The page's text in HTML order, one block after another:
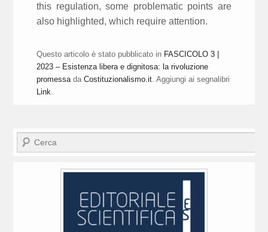
this regulation, some problematic points are
also highlighted, which require attention.
Questo articolo è stato pubblicato in FASCICOLO 3 |
2023 – Esistenza libera e dignitosa: la rivoluzione
promessa daCostituzionalismo.it . Aggiungi ai segnalibri
Link
Cerca